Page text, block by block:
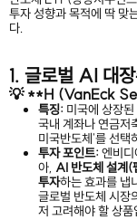
투자 성향과 목적에 딱 맞
다.
1. 글로벌 AI 대
💡 **H (VanEck
특징: 미국에 상장
국내 계좌나 연금저
미국반도체'를 선택
투자 포인트: 엔비
아, AI 반도체 설계(
투자하는 효과를 냅
글로벌 반도체 시장
저 고려해야 할 상품